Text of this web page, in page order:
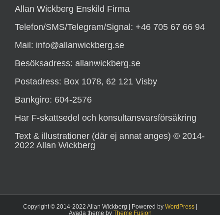
Allan Wickberg Enskild Firma
Telefon/SMS/Telegram/Signal: +46 705 67 66 94
Mail: info@allanwickberg.se
Besöksadress: allanwickberg.se
Postadress: Box 1078, 62 121 Visby
Bankgiro: 604-2576
Har F-skattsedel och konsultansvarsförsäkring
Text & illustrationer (där ej annat anges) © 2014-
2022 Allan Wickberg
Copyright © 2014-2022 Allan Wickberg | Powered by WordPress|
Avada theme by Theme Fusion